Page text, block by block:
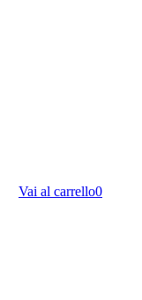
Vai al carrello0